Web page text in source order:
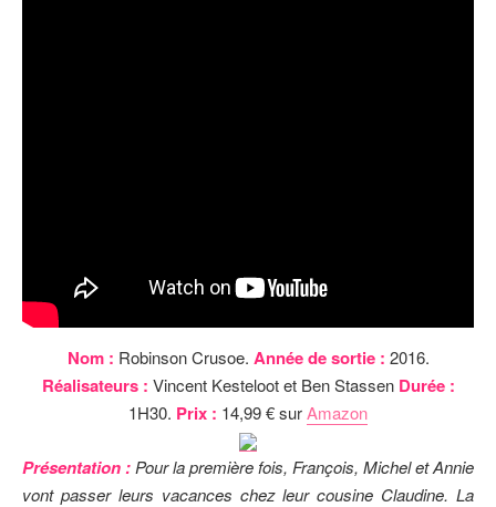
Nom : Robinson Crusoe. Année de sortie : 2016.
Réalisateurs : Vincent Kesteloot et Ben Stassen Durée :
1H30. Prix : 14,99 € surAmazon
Présentation : Pour la première fois, François, Michel et Annie
vont passer leurs vacances chez leur cousine Claudine. La